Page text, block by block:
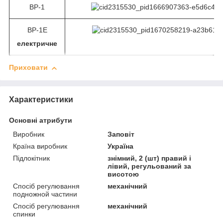
ВР-1
ВР-1Е
електричне
Приховати
Характеристики
Основні атрибути
Виробник
Заповіт
Країна виробник
Україна
Підлокітник
знімний, 2 (шт) правий і
лівий, регульований за
висотою
Спосіб регулювання
подножной частини
механічний
Спосіб регулювання
спинки
механічний